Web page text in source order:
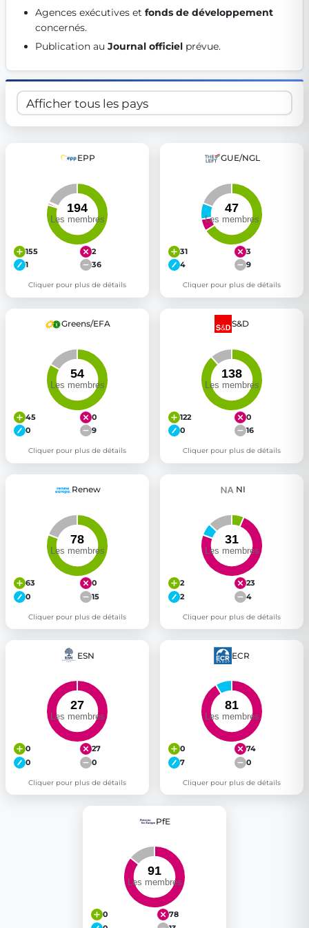
Get Involved
Become a member:
Join us to advance digital
Volunteer:Contribute your skills in technology, design,
Help us strengthen accountability
Agences exécutives et fonds de développement
concernés.
Publication au Journal officiel prévue.
EPP
155
2
1
36
Cliquer pour plus de détails
GUE/NGL
31
3
4
9
Cliquer pour plus de détails
Greens/EFA
45
0
0
9
Cliquer pour plus de détails
S&D
122
0
0
16
Cliquer pour plus de détails
Renew
63
0
0
15
Cliquer pour plus de détails
NI
2
23
2
4
Cliquer pour plus de détails
ESN
0
27
0
0
Cliquer pour plus de détails
ECR
0
74
7
0
Cliquer pour plus de détails
PfE
0
78